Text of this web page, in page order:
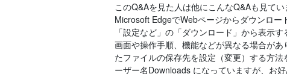
このQ&Aを見た人は他にこんなQ&Aも見て
Microsoft EdgeでWebページからダウンロー
「設定など」の「ダウンロード」から表示
画面や操作手順、機能などが異なる場合が
たファイルの保存先を設定（変更）する方
ーザー名Downloads になっていますが、お